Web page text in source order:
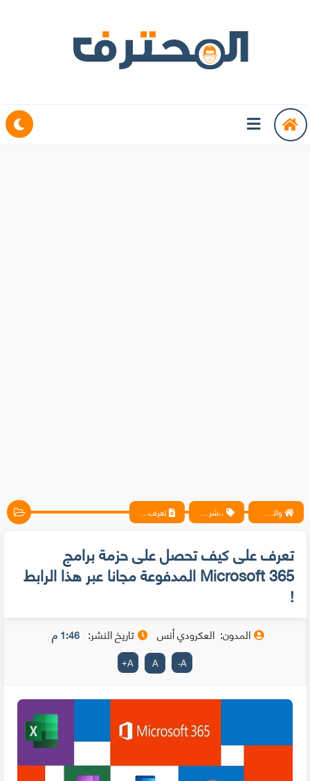
واتس آب ، فيسبوك ، أنترنت ، شروحات تقنية حصرية - المحترف ،،شروحات تعرف على كيف تحصل على حزمة برامج Microsoft 365 المدفوعة مجانا عبر هذا الرابط !
تعرف على كيف تحصل على حزمة برامج
Microsoft 365 المدفوعة مجانا عبر هذا الرابط
!
المدون: العكرودي أنس تاريخ النشر: 1:46 م
A
-
A
A
+